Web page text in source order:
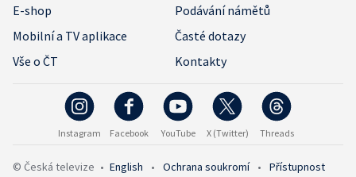
E-shop
Podávání námětů
Mobilní a TV aplikace
Časté dotazy
Vše o ČT
Kontakty
Instagram Facebook YouTube X (Twitter) Threads
© Česká televize • English • Ochrana soukromí • Přístupnost